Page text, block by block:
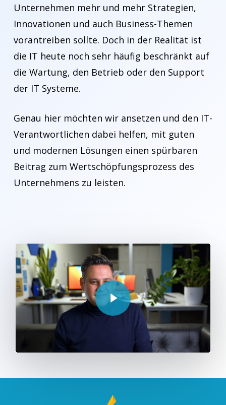
Unternehmen mehr und mehr Strategien,
Innovationen und auch Business-Themen
vorantreiben sollte. Doch in der Realität ist
die IT heute noch sehr häufig beschränkt auf
die Wartung, den Betrieb oder den Support
der IT Systeme.
Genau hier möchten wir ansetzen und den IT-
Verantwortlichen dabei helfen, mit guten
und modernen Lösungen einen spürbaren
Beitrag zum Wertschöpfungsprozess des
Unternehmens zu leisten.
Play Video
Play Video